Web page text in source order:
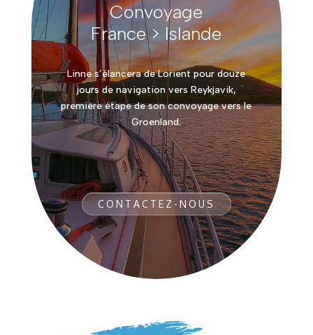
Convoyage
France > Islande
Linne s’élancera de Lorient pour douze
jours de navigation vers Reykjavik,
première étape de son convoyage vers le
Groenland.
CONTACTEZ-NOUS